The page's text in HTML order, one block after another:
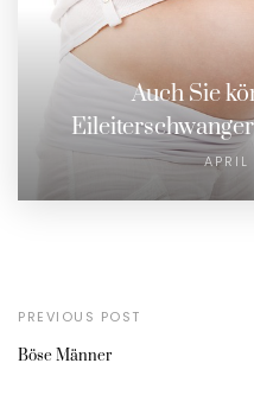
Auch Sie
PREVIOUS POST
Böse Männer